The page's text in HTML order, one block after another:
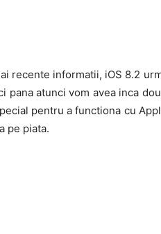
recente informatii, iOS 8.2
pana atunci vom avea inca
pentru a functiona cu
pe piata.